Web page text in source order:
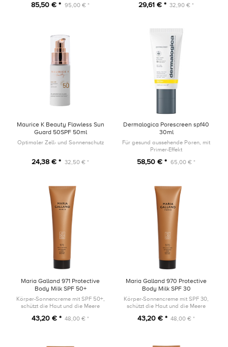
85,50 € * 95,00 € * 29,61 € * 32,90 € *
Maurice K Beauty Flawless Sun
Guard 50SPF 50ml
Optimaler Zell- und Sonnenschutz
24,38 € * 32,50 € *
Dermalogica Porescreen spf40
30ml
Für gesund aussehende Poren, mit
Primer-Effekt
58,50 € * 65,00 € *
Maria Galland 971 Protective
Body Milk SPF 50+
CELLULAR'SUN 150ml
Körper-Sonnencreme mit SPF 50+,
schützt die Haut und die Meere
43,20 € * 48,00 € *
Maria Galland 970 Protective
Body Milk SPF 30
CELLULAR'SUN 150ml
Körper-Sonnencreme mit SPF 30,
schützt die Haut und die Meere
43,20 € * 48,00 € *